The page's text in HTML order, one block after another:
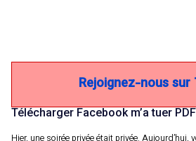
Rejoignez-nous sur
Télécharger Facebook m’a tuer